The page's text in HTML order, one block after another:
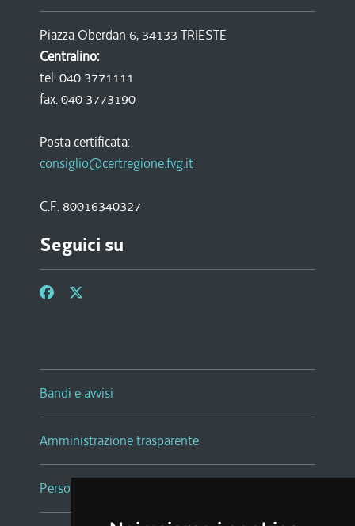
Piazza Oberdan 6, 34133 TRIESTE
Centralino:
tel. 040 3771111
fax. 040 3773190
Posta certificata:
consiglio@certregione.fvg.it
C.F. 80016340327
Seguici su
Bandi e avvisi
Amministrazione trasparente
Persone e Uffici